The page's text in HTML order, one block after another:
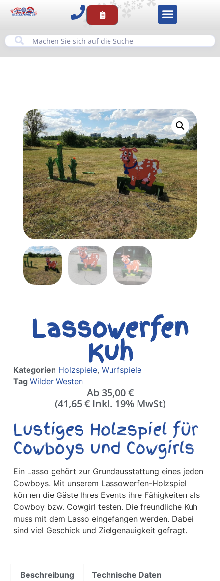
Lassowerfen
Kuh
Kategorien Holzspiele, Wurfspiele
Tag Wilder Westen
Ab35,00€
(41,65€Inkl. 19% MwSt)
Lustiges Holzspiel für
Cowboys und Cowgirls
Ein Lasso gehört zur Grundausstattung eines jeden
Cowboys. Mit unserem Lassowerfen-Holzspiel
können die Gäste Ihres Events ihre Fähigkeiten als
Cowboy bzw. Cowgirl testen. Die freundliche Kuh
muss mit dem Lasso eingefangen werden. Dabei
sind viel Geschick und Zielgenauigkeit gefragt.
Beschreibung Technische Daten